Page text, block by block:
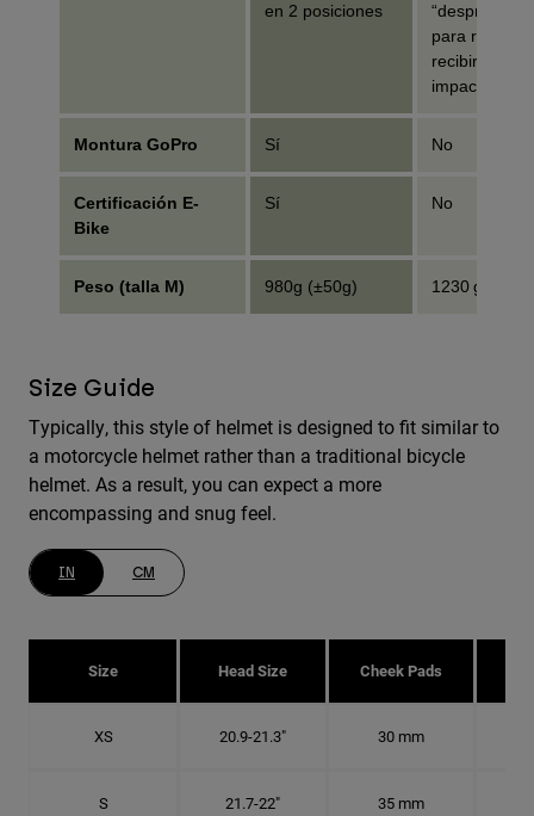
en 2 posiciones
para
recibir un
impacto
Montura GoPro Sí No
Certificación E-
Bike
Sí No
Peso (talla M) 980g (±50g) 1230 g (±50
Size Guide
Typically, this style of helmet is designed to fit similar to
a motorcycle helmet rather than a traditional bicycle
helmet. As a result, you can expect a more
encompassing and snug feel.
IN CM
Size Head Size Cheek Pads
XS 20.9-21.3" 30 mm
S 21.7-22" 35 mm